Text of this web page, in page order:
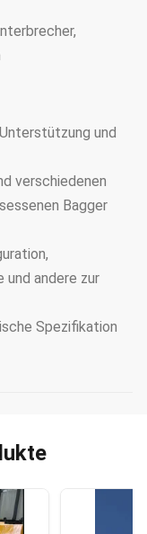
und
verschiedenen
Bagger
und andere zur
Spezifikation